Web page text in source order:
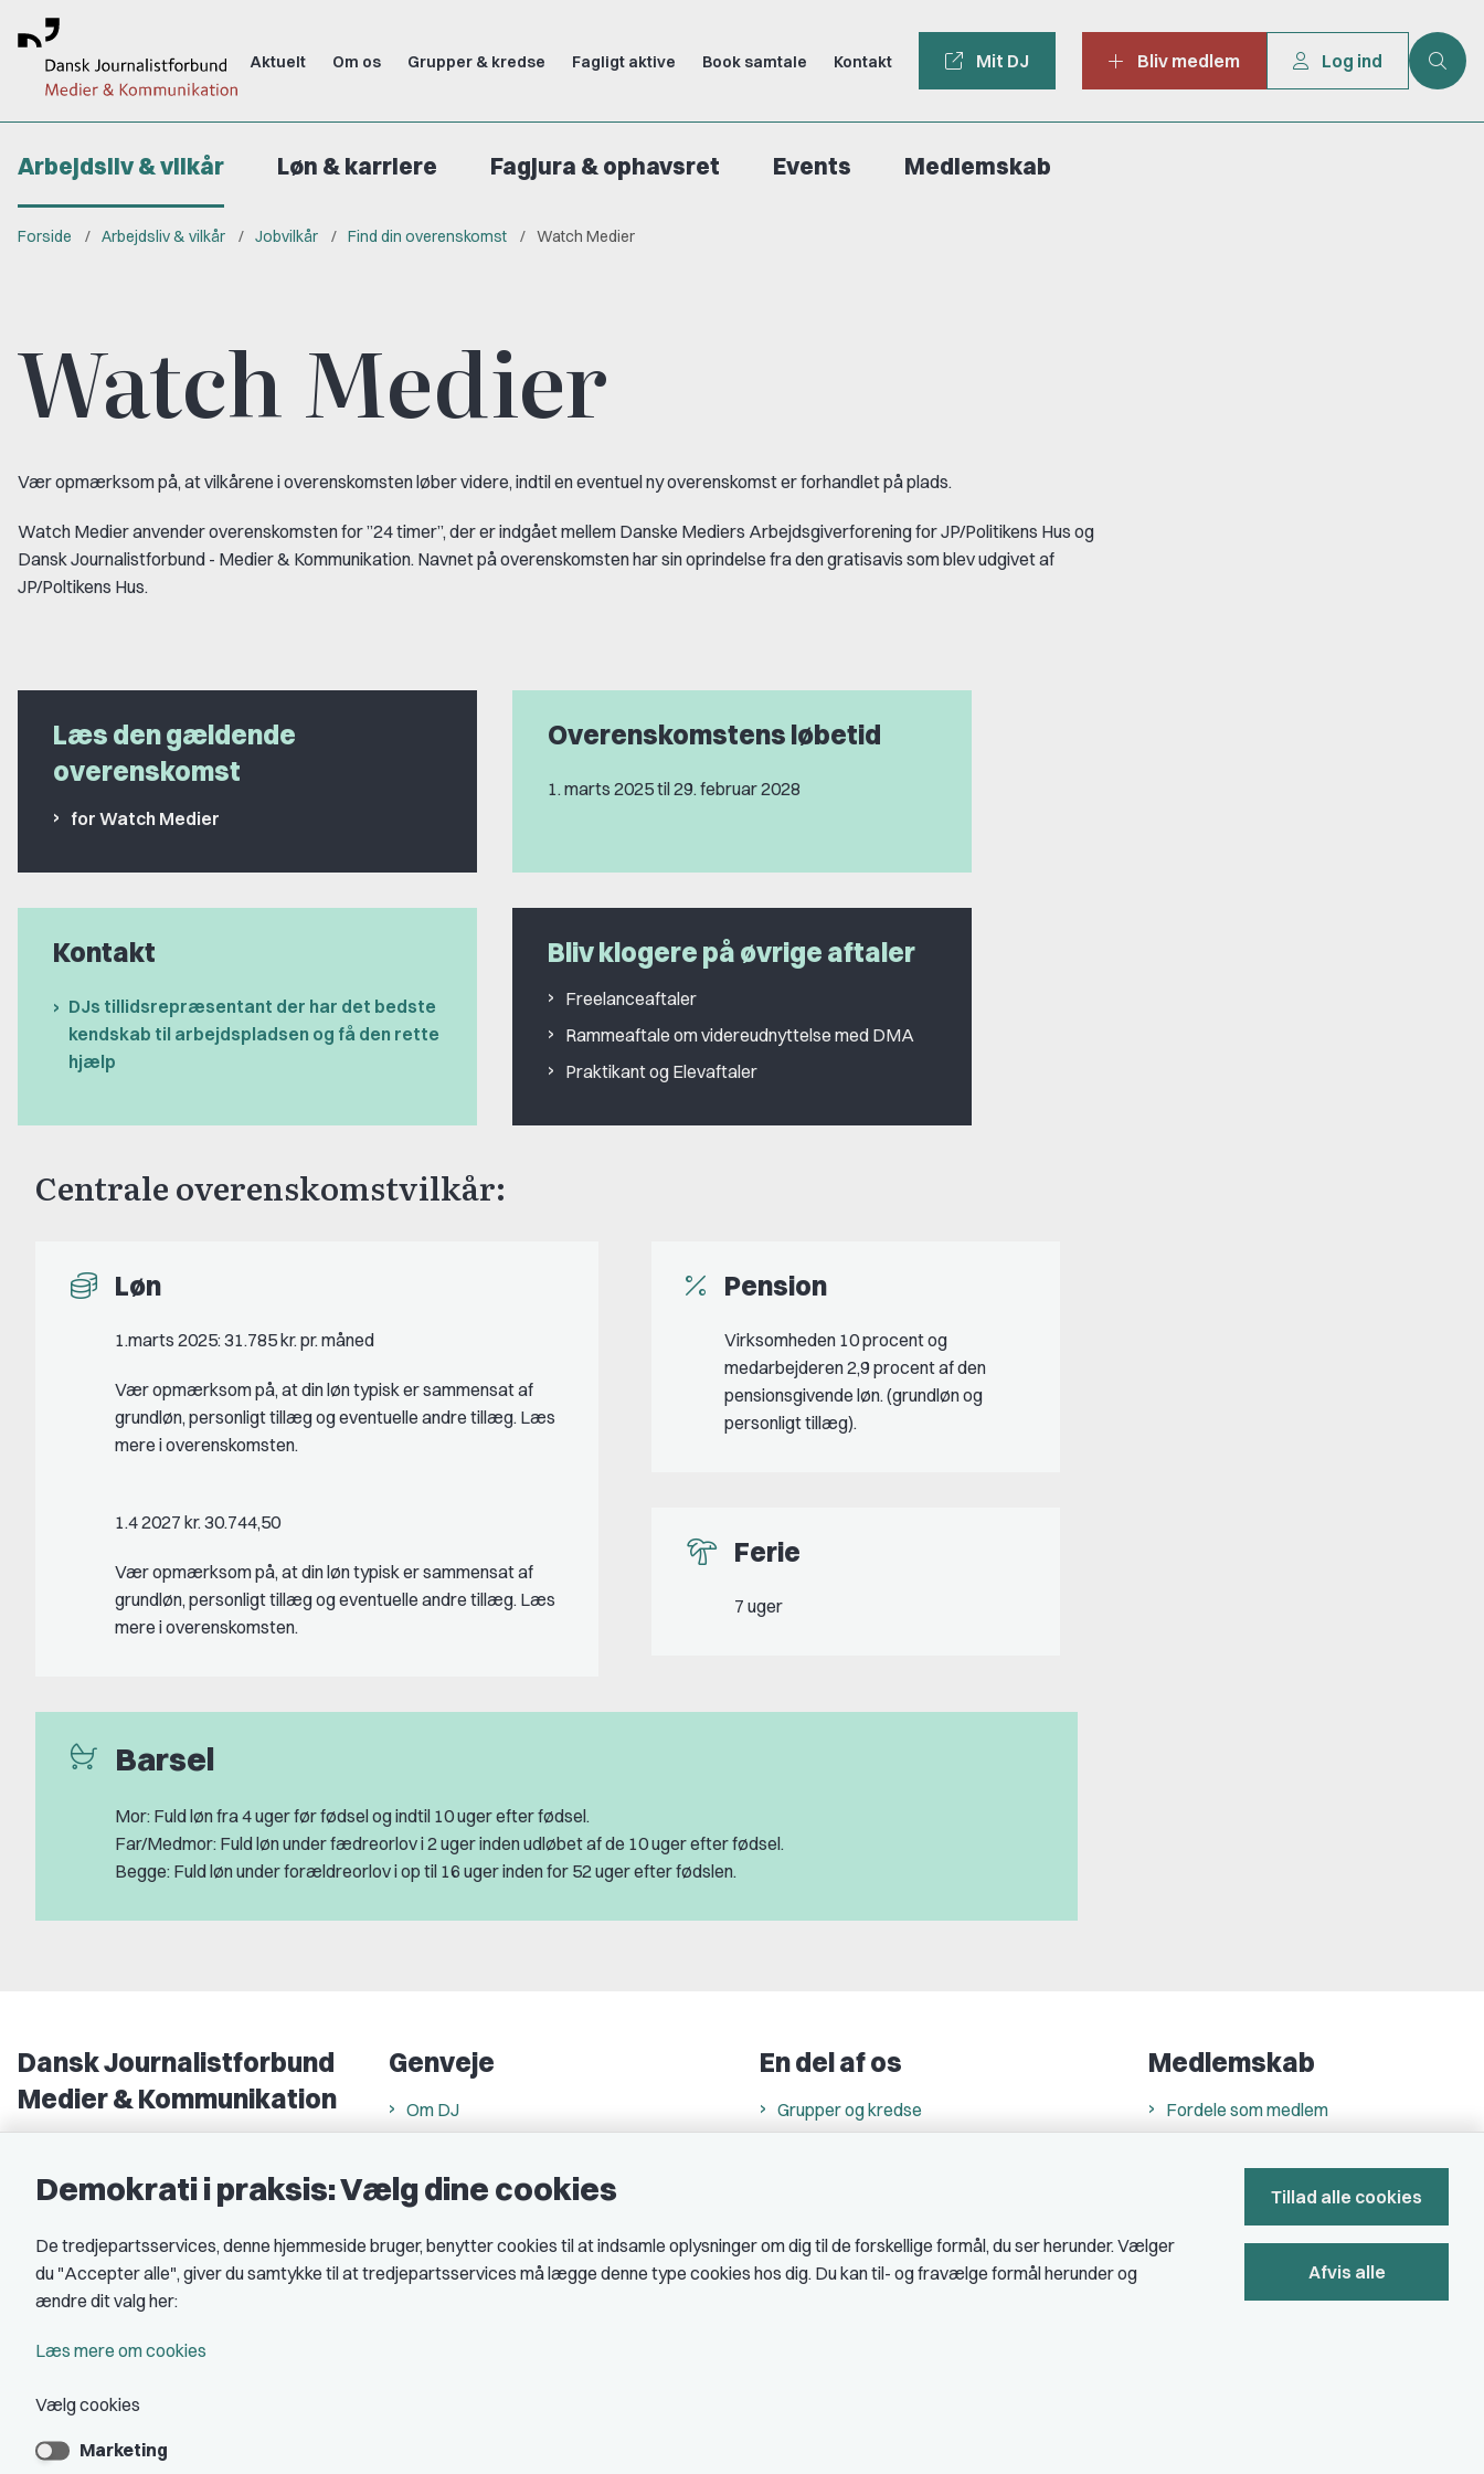
Aktuelt Om os Grupper & kredse Fagligt aktive Book samtale Kontakt Mit DJ Bliv medlem Log ind
Arbejdsliv & vilkår Løn & karriere Fagjura & ophavsret Events Medlemskab
Forside Arbejdsliv & vilkår Jobvilkår Find din overenskomst Watch Medier
Watch Medier
Vær opmærksom på, at vilkårene i overenskomsten løber videre, indtil en eventuel ny overenskomst er forhandlet på plads.
Watch Medier anvender overenskomsten for ”24 timer”, der er indgået mellem Danske Mediers Arbejdsgiverforening for JP/Politikens Hus og
Dansk Journalistforbund - Medier & Kommunikation. Navnet på overenskomsten har sin oprindelse fra den gratisavis som blev udgivet af
JP/Poltikens Hus.
Læs den gældende
overenskomst
for Watch Medier
Overenskomstens løbetid
1. marts 2025 til 29. februar 2028
Kontakt
DJs tillidsrepræsentant der har det bedste
kendskab til arbejdspladsen og få den rette
hjælp
Bliv klogere på øvrige aftaler
Freelanceaftaler
Rammeaftale om videreudnyttelse med DMA
Praktikant og Elevaftaler
Centrale overenskomstvilkår:
Løn
1.marts 2025: 31.785 kr. pr. måned
Vær opmærksom på, at din løn typisk er sammensat af
grundløn, personligt tillæg og eventuelle andre tillæg. Læs
mere i overenskomsten.
1.4 2027 kr. 30.744,50
Vær opmærksom på, at din løn typisk er sammensat af
grundløn, personligt tillæg og eventuelle andre tillæg. Læs
mere i overenskomsten.
Pension
Virksomheden 10 procent og
medarbejderen 2,9 procent af den
pensionsgivende løn. (grundløn og
personligt tillæg).
Ferie
7 uger
Barsel
Mor: Fuld løn fra 4 uger før fødsel og indtil 10 uger efter fødsel.
Far/Medmor: Fuld løn under fædreorlov i 2 uger inden udløbet af de 10 uger efter fødsel.
Begge: Fuld løn under forældreorlov i op til 16 uger inden for 52 uger efter fødslen.
Dansk Journalistforbund
Medier & Kommunikation
EAN nr.: 5790002490071
Kontakt DJ
Genveje
Om DJ
Find freelancer
Rettighedsmidler hos DJ
Åbnings- og telefontider
En del af os
Grupper og kredse
Medlemskab
Fordele som medlem
Bliv medlem
Demokrati i praksis: Vælg dine cookies
De tredjepartsservices, denne hjemmeside bruger, benytter cookies til at indsamle oplysninger om dig til de forskellige formål, du ser herunder. Vælger
du "Accepter alle", giver du samtykke til at tredjepartsservices må lægge denne type cookies hos dig. Du kan til- og fravælge formål herunder og
ændre dit valg her:
Læs mere om cookies
Vælg cookies
Marketing
Tillad alle cookies
Afvis alle